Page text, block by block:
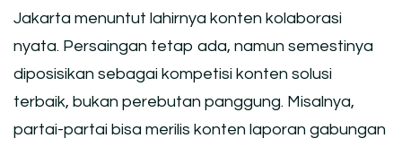
Jakarta menuntut lahirnya konten kolaborasi
nyata. Persaingan tetap ada, namun semestinya
diposisikan sebagai kompetisi konten solusi
terbaik, bukan perebutan panggung. Misalnya,
partai-partai bisa merilis konten laporan gabungan